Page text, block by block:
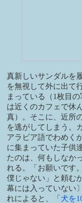
真新しいサンダルを
を無視して外に出て
まっている（1枚目
は近くのカフェで休
真）。そこに、近所
を逃がしてしまう。
アラビア語でわめく
に集まっていた子供
たのは、何もしなか
れる。「お願いです
僕じゃない」と頼む
幕には入っていない
れによると、「 犬を